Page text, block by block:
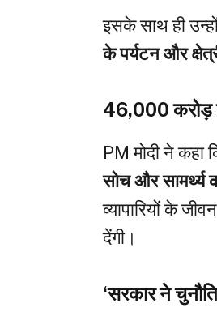
इसके साथ ही
के पर्यटन और
46,000 करोड़
PM मोदी ने कहा
सोच और सामर्थ्य
व्यापारियों के
देंगी।
‘सरकार ने